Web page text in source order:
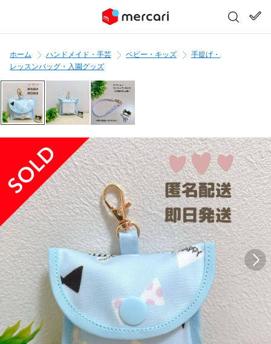
ホーム ハンドメイド・手芸 ベビー・キッズ
手提げ・
レッスンバッグ・入園グッズ